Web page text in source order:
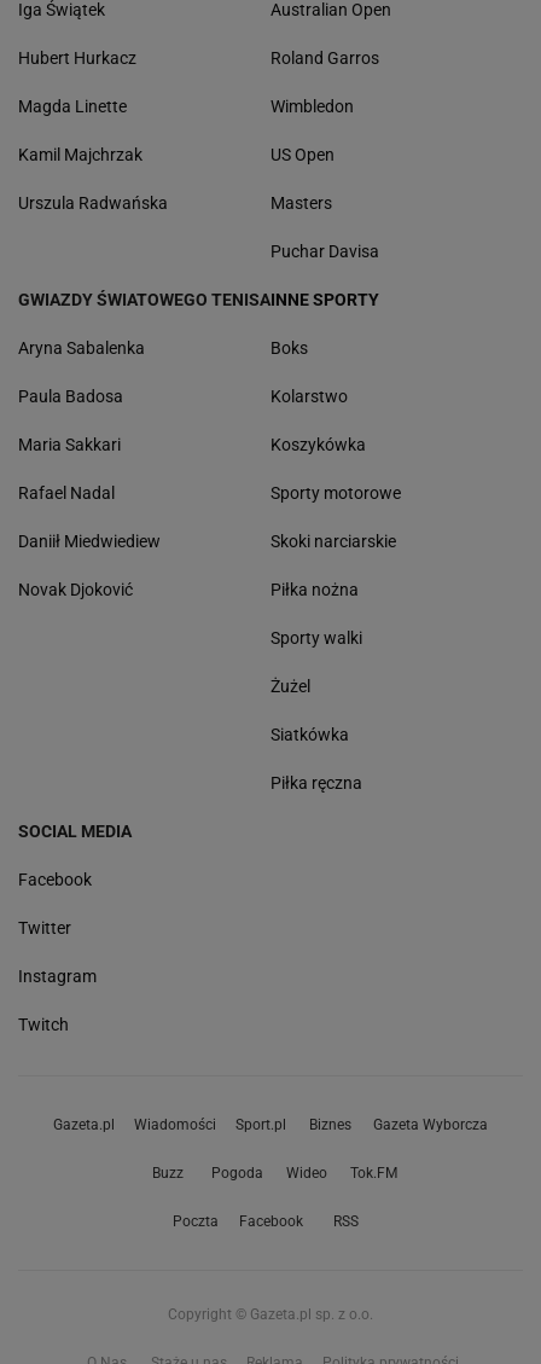
Iga Świątek
Hubert Hurkacz
Magda Linette
Kamil Majchrzak
Urszula Radwańska
Australian Open
Roland Garros
Wimbledon
US Open
Masters
Puchar Davisa
GWIAZDY ŚWIATOWEGO TENISA
Aryna Sabalenka
Paula Badosa
Maria Sakkari
Rafael Nadal
Daniił Miedwiediew
Novak Djoković
INNE SPORTY
Boks
Kolarstwo
Koszykówka
Sporty motorowe
Skoki narciarskie
Piłka nożna
Sporty walki
Żużel
Siatkówka
Piłka ręczna
SOCIAL MEDIA
Facebook
Twitter
Instagram
Twitch
Gazeta.pl Wiadomości Sport.pl Biznes Gazeta Wyborcza
Buzz Pogoda Wideo Tok.FM
Poczta Facebook RSS
Copyright © Gazeta.pl sp. z o.o.